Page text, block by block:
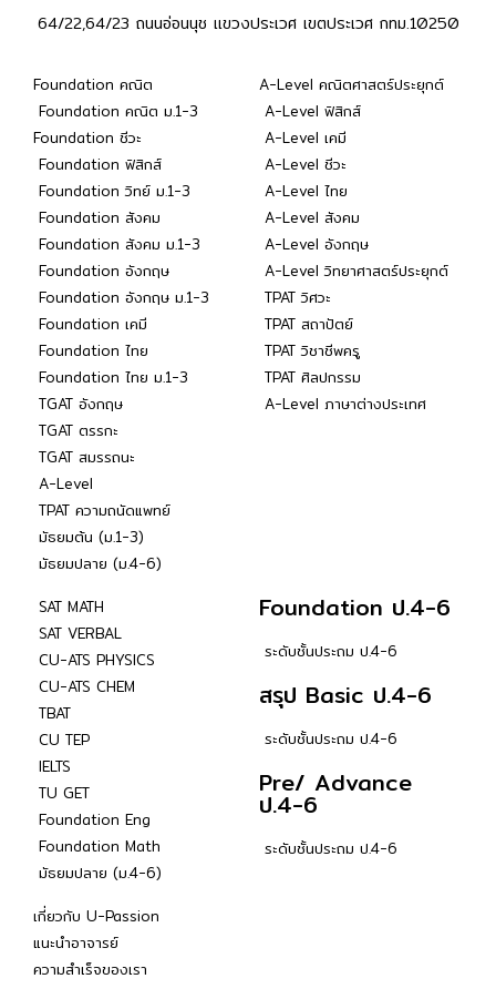
64/22,64/23 ถนนอ่อนนุช แขวงประเวศ เขตประเวศ กทม.10250
Foundation คณิต
Foundation คณิต ม.1-3
Foundation ชีวะ
Foundation ฟิสิกส์
Foundation วิทย์ ม.1-3
Foundation สังคม
Foundation สังคม ม.1-3
Foundation อังกฤษ
Foundation อังกฤษ ม.1-3
Foundation เคมี
Foundation ไทย
Foundation ไทย ม.1-3
TGAT อังกฤษ
TGAT ตรรกะ
TGAT สมรรถนะ
A-Level
TPAT ความถนัดแพทย์
มัธยมต้น (ม.1-3)
มัธยมปลาย (ม.4-6)
A-Level คณิตศาสตร์ประยุกต์
A-Level ฟิสิกส์
A-Level เคมี
A-Level ชีวะ
A-Level ไทย
A-Level สังคม
A-Level อังกฤษ
A-Level วิทยาศาสตร์ประยุกต์
TPAT วิศวะ
TPAT สถาปัตย์
TPAT วิชาชีพครู
TPAT ศิลปกรรม
A-Level ภาษาต่างประเทศ
SAT MATH
SAT VERBAL
CU-ATS PHYSICS
CU-ATS CHEM
TBAT
CU TEP
IELTS
TU GET
Foundation Eng
Foundation Math
มัธยมปลาย (ม.4-6)
Foundation ป.4-6
ระดับชั้นประถม ป.4-6
สรุป Basic ป.4-6
ระดับชั้นประถม ป.4-6
Pre/ Advance
ป.4-6
ระดับชั้นประถม ป.4-6
เกี่ยวกับ U-Passion
แนะนำอาจารย์
ความสำเร็จของเรา